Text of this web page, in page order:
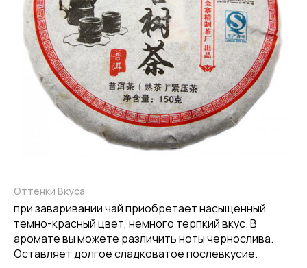
Оттенки Вкуса
при заваривании чай приобретает насыщенный
темно-красный цвет, немного терпкий вкус. В
аромате вы можете различить ноты чернослива.
Оставляет долгое сладковатое послевкусие.